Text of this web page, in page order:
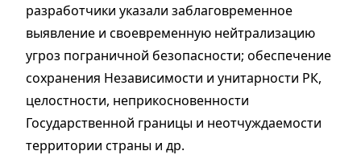
разработчики указали заблаговременное
выявление и своевременную нейтрализацию
угроз пограничной безопасности; обеспечение
сохранения Независимости и унитарности РК,
целостности, неприкосновенности
Государственной границы и неотчуждаемости
территории страны и др.